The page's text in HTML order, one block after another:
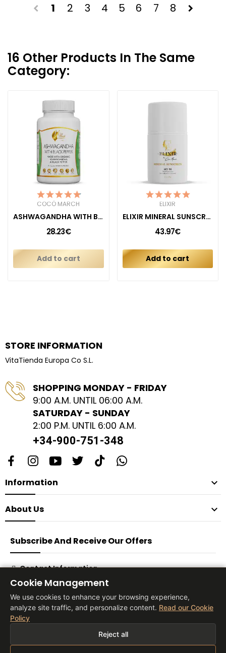
chevron_left 1 2 3 4 5 6 7 8 chevron_right
16 Other Products In The Same
Category:
COCÓ MARCH
ASHWAGANDHA WITH BLACK PEPPER
28.23€
Add to cart
ELIXIR
ELIXIR MINERAL SUNSCREEN
43.97€
Add to cart
STORE INFORMATION
VitaTienda Europa Co S.L.
SHOPPING MONDAY - FRIDAY
9:00 A.M. UNTIL 06:00 A.M.
SATURDAY - SUNDAY
2:00 P.M. UNTIL 6:00 A.M.
+34-900-751-348
Information 
About Us 
Subscribe And Receive Our Offers
Contact Information
® 2026 Vita Tienda Europa Co, S.L
Cookie Management
We use cookies to enhance your browsing experience,
analyze site traffic, and personalize content. Read our Cookie
Policy
Reject all